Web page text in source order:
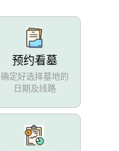
预约看墓
确定好选择墓地的
日期及线路